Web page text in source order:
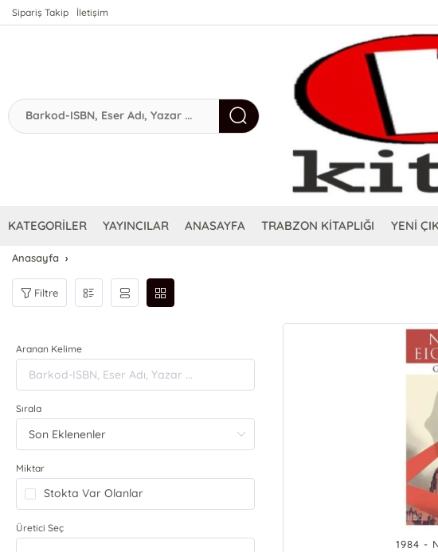
Sipariş Takip İletişim
KATEGORİLER YAYINCILAR ANASAYFA TRABZON KİTAPLIĞI YENİ
Anasayfa
Filtre
Aranan Kelime
Sırala
Miktar
Stokta Var Olanlar
Üretici Seç
1984 -